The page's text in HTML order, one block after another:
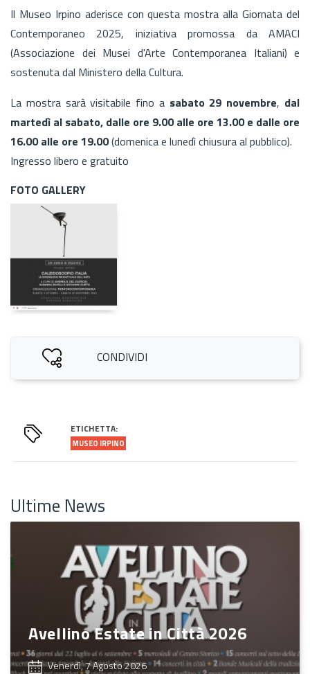
Il Museo Irpino aderisce con questa mostra alla Giornata del
Contemporaneo 2025, iniziativa promossa da AMACI
(Associazione dei Musei d'Arte Contemporanea Italiani) e
sostenuta dal Ministero della Cultura.
La mostra sarà visitabile fino a sabato 29 novembre, dal
martedì al sabato, dalle ore 9.00 alle ore 13.00 e dalle ore
16.00 alle ore 19.00(domenica e lunedì chiusura al pubblico).
Ingresso libero e gratuito
FOTO GALLERY
CONDIVIDI
ETICHETTA:
MUSEO IRPINO
Ultime News
Avellino Estate in Città 2026
Venerdì, 7 Agosto 2026